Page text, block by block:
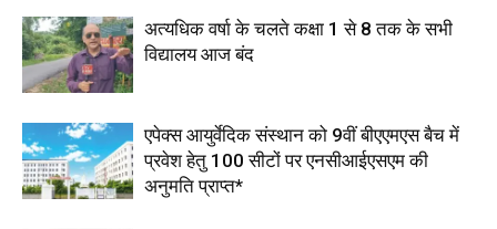
अत्यधिक वर्षा के चलते कक्षा 1 से 8 तक के सभी
विद्यालय आज बंद
एपेक्स आयुर्वेदिक संस्थान को 9वीं बीएएमएस बैच में
प्रवेश हेतु 100 सीटों पर एनसीआईएसएम की
अनुमति प्राप्त*